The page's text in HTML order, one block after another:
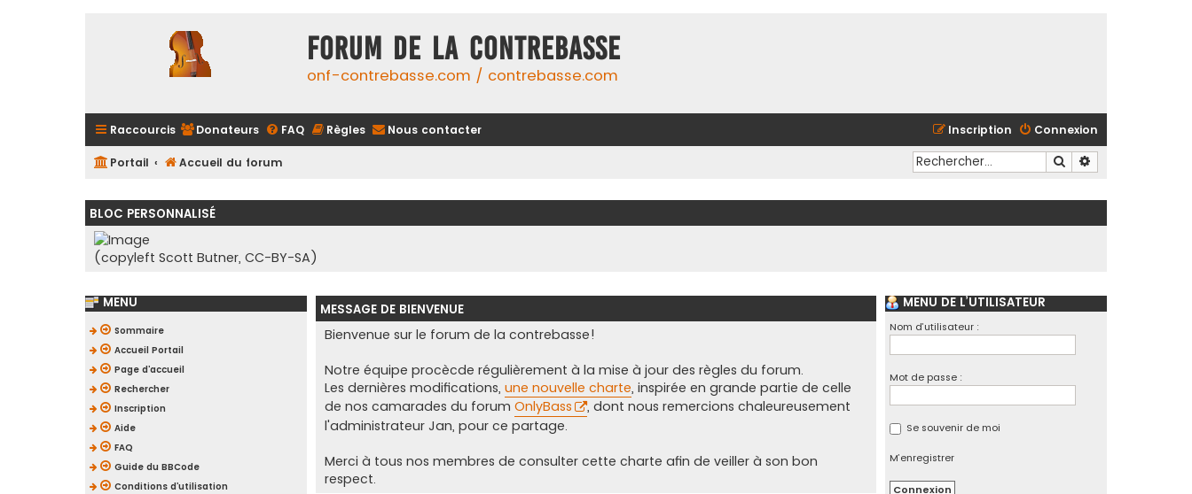
FORUM DE LA CONTREBASSE
onf-contrebasse.com / contrebasse.com
Raccourcis Donateurs FAQ Règles Nous contacter Connexion
Inscription
Portail Accueil du forum Rechercher
BLOC PERSONNALISÉ
(copyleft Scott Butner, CC-BY-SA)
MESSAGE DE BIENVENUE
Bienvenue sur le forum de la contrebasse!
Notre équipe procècde régulièrement à la mise à jour des règles du forum.
Les dernières modifications, une nouvelle charte, inspirée en grande partie de celle
de nos camarades du forum OnlyBass
, dont nous remercions chaleureusement
l'administrateur Jan, pour ce partage.
Merci à tous nos membres de consulter cette charte afin de veiller à son bon
respect.
MENU
Sommaire
Accueil Portail
Page d’accueil
Rechercher
Inscription
Aide
FAQ
Guide du BBCode
Conditions d’utilisation
MENU DE L’UTILISATEUR
Nom d’utilisateur :
Mot de passe :
Se souvenir de moi
M’enregistrer